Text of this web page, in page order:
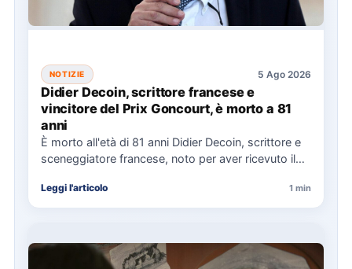
NOTIZIE 5 Ago 2026
Didier Decoin, scrittore francese e
vincitore del Prix Goncourt, è morto a 81
anni
È morto all'età di 81 anni Didier Decoin, scrittore e
sceneggiatore francese, noto per aver ricevuto il
Leggi l'articolo 1 min